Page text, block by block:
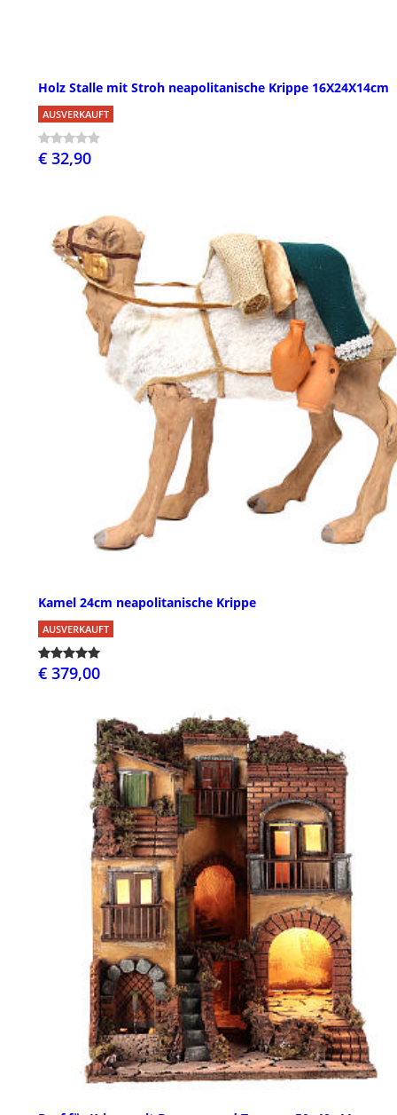
Holz Stalle mit Stroh neapolitanische Krippe 16X24X14cm
AUSVERKAUFT
€ 32,90
Kamel 24cm neapolitanische Krippe
AUSVERKAUFT
€ 379,00